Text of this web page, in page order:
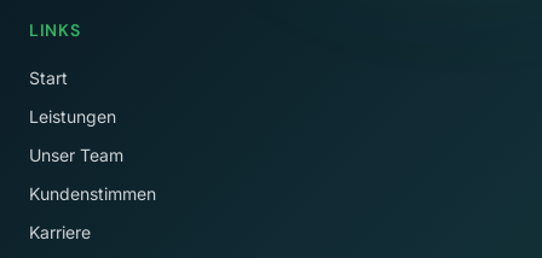
LINKS
Start
Leistungen
Unser Team
Kundenstimmen
Karriere